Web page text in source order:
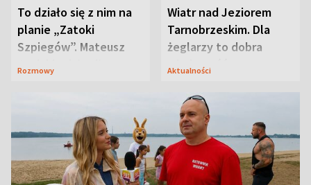
To działo się z nim na
planie „Zatoki
Szpiegów”. Mateusz
Janicki odsłonił
Rozmowy
Wiatr nad Jeziorem
Tarnobrzeskim. Dla
żeglarzy to dobra
wiadomość
Aktualności